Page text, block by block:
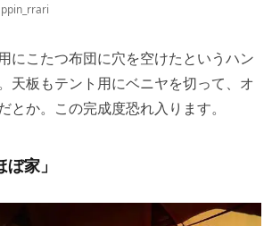
にこたつ布団に穴を空けたというハン
天板もテント用にベニヤを切って、オ
とか。この完成度恐れ入ります。
家」